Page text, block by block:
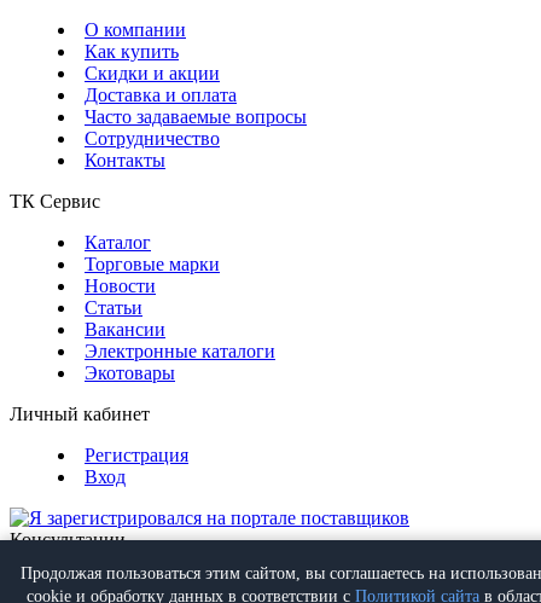
О компании
Как купить
Скидки и акции
Доставка и оплата
Часто задаваемые вопросы
Сотрудничество
Контакты
ТК Сервис
Каталог
Торговые марки
Новости
Статьи
Вакансии
Электронные каталоги
Экотовары
Личный кабинет
Регистрация
Вход
Консультации
Позвонить +7 (495) 988-07-08
Продолжая пользоваться этим сайтом, вы соглашаетесь на
cookie и обработку данных в соответствии с Политикой сайтав